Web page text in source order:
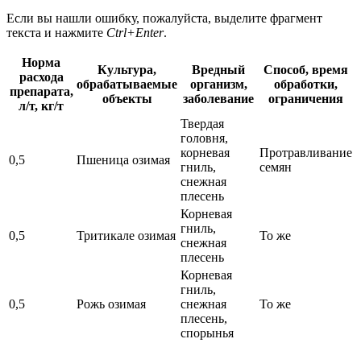
Если вы нашли ошибку, пожалуйста, выделите фрагмент
текста и нажмите Ctrl+Enter.
Норма
расхода
препарата,
л/т, кг/т
Культура,
обрабатываемые
объекты
Вредный
организм,
заболевание
Способ, время
обработки,
ограничения
0,5 Пшеница озимая
Твердая
головня,
корневая
гниль,
снежная
плесень
Протравливание
семян
0,5 Тритикале озимая
Корневая
гниль,
снежная
плесень
То же
0,5 Рожь озимая
Корневая
гниль,
снежная
плесень,
спорынья
То же